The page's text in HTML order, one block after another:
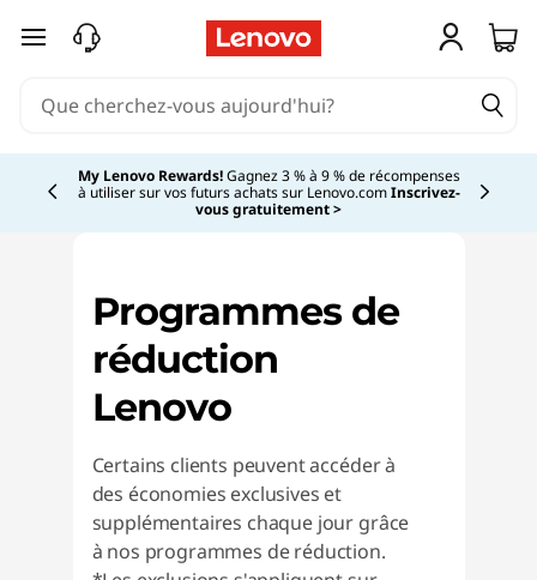
D
passer au contenu principal
My Lenovo Rewards!Gagnez 3 % à 9 % de récompenses
à utiliser sur vos futurs achats sur Lenovo.comInscrivez-
vous gratuitement >Currently displaying item 2 of
Programmes de
réduction
Lenovo
Certains clients peuvent accéder à
des économies exclusives et
supplémentaires chaque jour grâce
à nos programmes de réduction.